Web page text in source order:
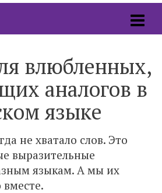
влюбленных,
аналогов в
языке
не хватало слов. Это
выразительные
языкам. А мы их